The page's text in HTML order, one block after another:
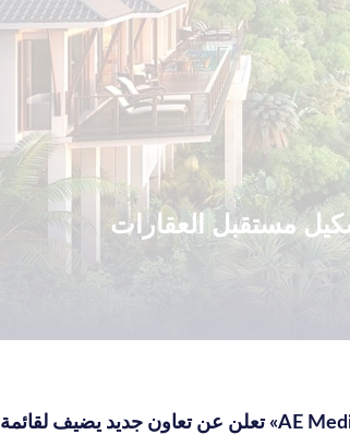
مستقبل العقارات
شركة « AE Media production» تعلن عن تعاون جديد يضيف لقائمة